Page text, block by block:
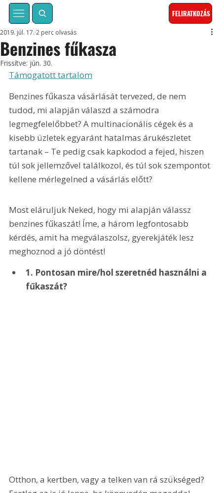
FELIRATKOZÁS
Benzines fűkasza
2019. júl. 17. 2 perc olvasás
Frissítve: jún. 30.
Támogatott tartalom
Benzines fűkasza vásárlását tervezed, de nem
tudod, mi alapján válaszd a számodra
legmegfelelőbbet? A multinacionális cégek és a
kisebb üzletek egyaránt hatalmas árukészletet
tartanak – Te pedig csak kapkodod a fejed, hiszen
túl sok jellemzővel találkozol, és túl sok szempontot
kellene mérlegelned a vásárlás előtt?
Most eláruljuk Neked, hogy mi alapján válassz
benzines fűkaszát! Íme, a három legfontosabb
kérdés, amit ha megválaszolsz, gyerekjáték lesz
meghoznod a jó döntést!
1. Pontosan mire/hol szeretnéd használni a
fűkaszát?
Otthon, a kertben, vagy a telken van rá szükséged?